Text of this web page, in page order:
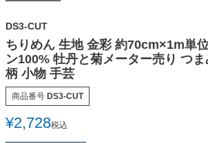
DS3-CUT
ちりめん 生地 金彩 約70cm×1m単
ン100% 牡丹と菊メーター売り つ
柄 小物 手芸
商品番号 DS3-CUT
¥2,728税込